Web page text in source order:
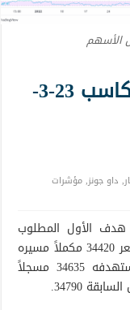
الأسهم
داوجونز يواصل تحقيق المكاسب 23-3-
, داو جونز,مؤشرات
الأول المطلوب
ملامسته خلال التحليل السابق الواقع عند سعر 34420 مكملاً مسيره
الإرتفاع لزيارة المحطة السعرية الثانية المستهدفه 34635 مسجلاً
34790.